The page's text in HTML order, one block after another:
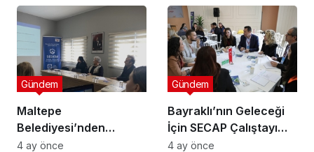
Maltepe
Belediyesi’nden
Muhtarlara Toplumsal
Gündem
4 ay önce
Bayraklı’nın Geleceği
İçin SECAP Çalıştayı
Düzenlendi
Gündem
4 ay önce